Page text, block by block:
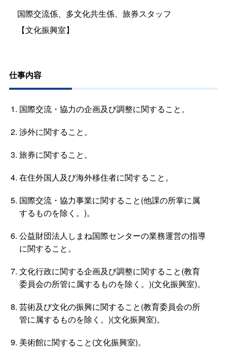
国際交流係、多文化共生係、旅券スタッフ
【文化振興室】
仕事内容
国際交流・協力の企画及び調整に関すること。
渉外に関すること。
旅券に関すること。
在住外国人及び海外移住者に関すること。
国際交流・協力事業に関すること(他課の所掌に属
するものを除く。)。
公益財団法人しまね国際センターの業務運営の指導
に関すること。
文化行政に関する企画及び調整に関すること(教育
委員会の所管に属するものを除く。)(文化振興室)。
芸術及び文化の振興に関すること(教育委員会の所
管に属するものを除く。)(文化振興室)。
美術館に関すること(文化振興室)。